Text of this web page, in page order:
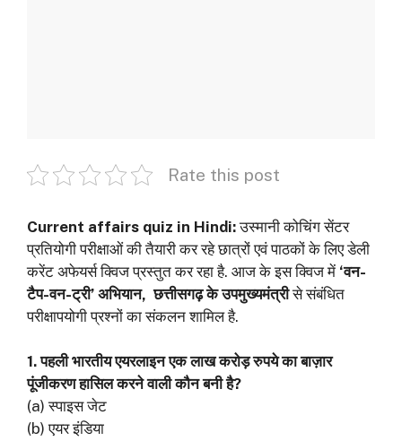
Rate this post
Current affairs quiz in Hindi:उस्मानी कोचिंग सेंटर
प्रतियोगी परीक्षाओं की तैयारी कर रहे छात्रों एवं पाठकों के लिए डेली
करेंट अफेयर्स क्विज प्रस्तुत कर रहा है. आज के इस क्विज में ‘वन-
टैप-वन-ट्री’ अभियान, छत्तीसगढ़ के उपमुख्यमंत्रीसे संबंधित
परीक्षापयोगी प्रश्नों का संकलन शामिल है.
1. पहली भारतीय एयरलाइन एक लाख करोड़ रुपये का बाज़ार
पूंजीकरण हासिल करने वाली कौन बनी है?
(a) स्पाइस जेट
(b) एयर इंडिया